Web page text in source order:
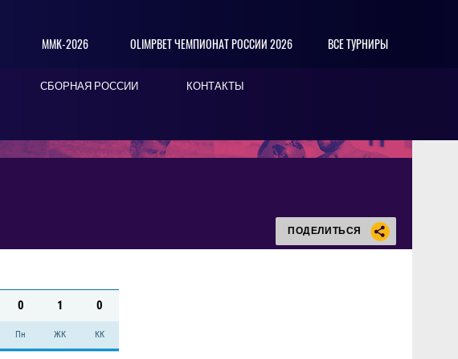
ММК-2026 OLIMPBET ЧЕМПИОНАТ РОССИИ 2026 ВСЕ ТУРНИРЫ
СБОРНАЯ РОССИИ КОНТАКТЫ
ПОДЕЛИТЬСЯ
0 1 0
Пн ЖК КК